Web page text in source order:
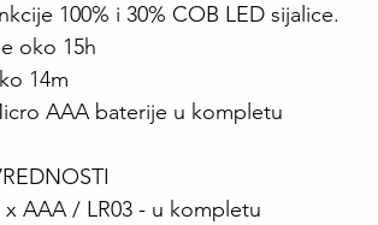
100% i 30% COB LED sijalice.
oko 15h
14m
AAA baterije u kompletu
x AAA / LR03 - u kompletu